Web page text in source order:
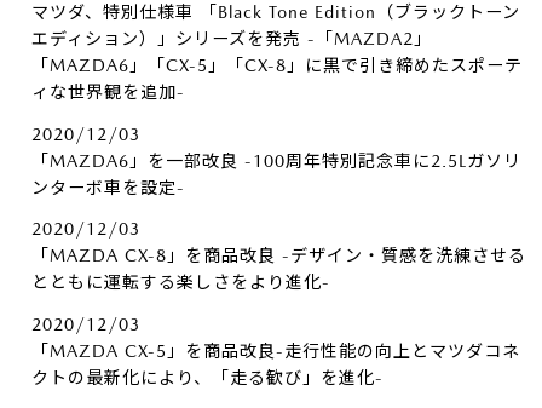
マツダ、特別仕様車 「Black Tone Edition（ブラックトーン
エディション）」シリーズを発売 -「MAZDA2」
「MAZDA6」「CX-5」「CX-8」に黒で引き締めたスポーテ
ィな世界観を追加-
2020/12/03
「MAZDA6」を一部改良 -100周年特別記念車に2.5Lガソリ
ンターボ車を設定-
2020/12/03
「MAZDA CX-8」を商品改良 -デザイン・質感を洗練させる
とともに運転する楽しさをより進化-
2020/12/03
「MAZDA CX-5」を商品改良-走行性能の向上とマツダコネ
クトの最新化により、「走る歓び」を進化-